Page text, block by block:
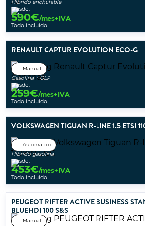
Híbrido enchufable
Desde:
590€/mes+IVA
Todo incluido
RENAULT CAPTUR EVOLUTION ECO-G
Manual
Gasolina + GLP
Desde:
259€/mes+IVA
Todo incluido
VOLKSWAGEN TIGUAN R-LINE 1.5 ETSI
Automático
Híbrido gasolina
Desde:
453€/mes+IVA
Todo incluido
PEUGEOT RIFTER ACTIVE BUSINESS
BLUEHDI 100 S&S
Manual